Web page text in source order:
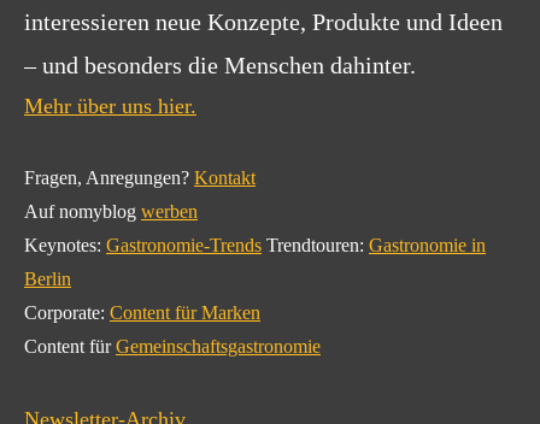
interessieren neue Konzepte, Produkte und Ideen
– und besonders die Menschen dahinter.
Mehr über uns hier.
Fragen, Anregungen? Kontakt
Auf nomyblog werben
Keynotes: Gastronomie-Trends Trendtouren: Gastronomie in
Berlin
Corporate: Content für Marken
Content fürGemeinschaftsgastronomie